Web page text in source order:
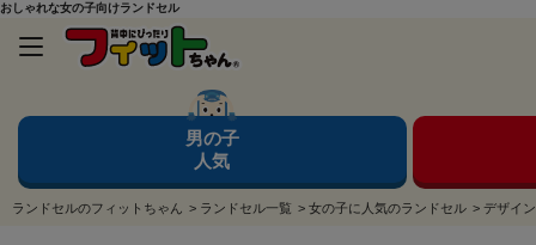
おしゃれな女の子向けランドセル
男の子
人気
ランドセルのフィットちゃん > ランドセル一覧 > 女の子に人気のランドセル > デザイ